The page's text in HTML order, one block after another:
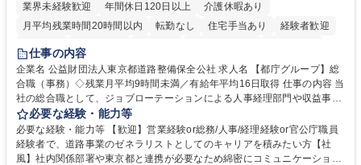
業界未経験歓迎
年間休日120日以上
介護休暇あり
月平均残業時間20時間以内
転勤なし 住宅手当あり
経験者歓迎
研修あり
退職金あり
駅近5分以内
資格取得手当あり 食事補助あり
仕事の内容
企業名 公益財団法人東京都道路整備保全公社 求人名 【都庁グループ】総
合職（事務）◇残業月平均9時間未満／有給年平均16日取得 仕事の内容 当
社の総合職として、ジョブローテーションによる人事経理部門や収益事業
等のフロント部門の部署等幅広い部署での業務をお任せいたします。研修
制度やキャリア支援が充実しております！ ※下記業務詳細 【業務詳細】■
管理部門：広報、人事、経理など当公社の運営に係る管理業務 ■収益部
門：駐車場の新規開拓、管理運営、新宿駅西口広場の「イベントコーナ
必要な経験・能力等
必要な経験・能力等 【歓迎】営業経験or総務/人事/経理経験or官公庁職員
経験者で、道路事業のゼネラリストとしてのキャリアを積みたい方【社
風】社内関係部署や東京都と連携が必要なため綿密にコミュニケーション